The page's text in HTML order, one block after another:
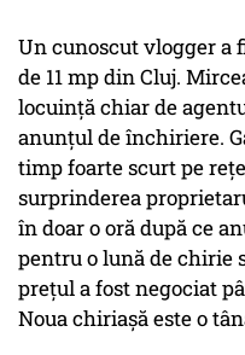
Un cunoscut vlogger a
de 11 mp din Cluj.
locuință chiar de
anunțul de închiriere.
timp foarte scurt pe
surprinderea
în doar o oră după ce
pentru o lună de chirie
prețul a fost negociat
Noua chiriașă este o